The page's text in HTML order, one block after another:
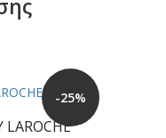
-25%
LAROCHE